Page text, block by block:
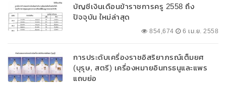
บัญชีเงินเดือนข้าราชการครู 2558 ถึง
ปัจจุบัน ใหม่ล่าสุด
854,674 6 เม.ย. 2558
การประดับเครื่องราชอิสริยาภรณ์เต็มยศ
(บุรุษ, สตรี) เครื่องหมายอินทรธนูและแพร
แถบย่อ